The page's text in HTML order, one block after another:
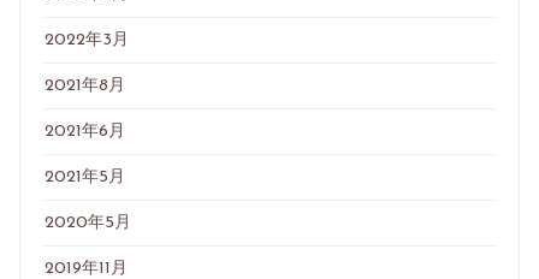
2022年3月
2021年8月
2021年6月
2021年5月
2020年5月
2019年11月